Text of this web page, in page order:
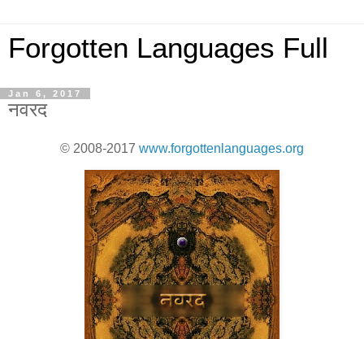
Forgotten Languages Full
Jan 6, 2017
नवरद
© 2008-2017 www.forgottenlanguages.org